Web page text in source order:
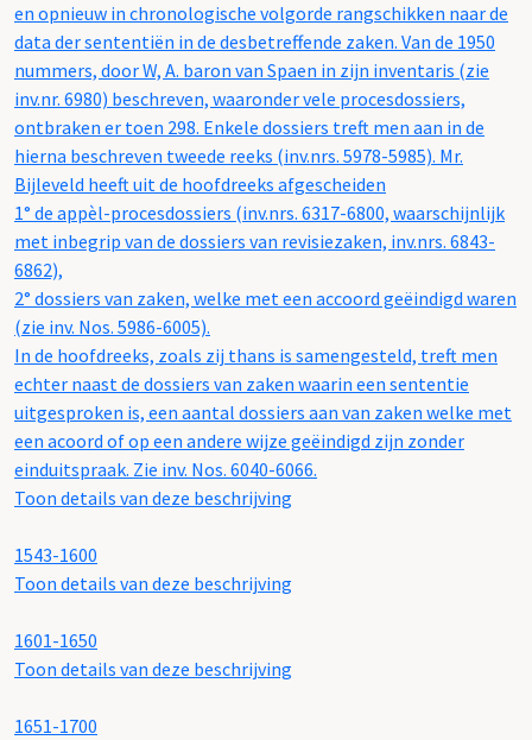
en opnieuw in chronologische volgorde rangschikken naar de
data der sententiën in de desbetreffende zaken. Van de 1950
nummers, door W, A. baron van Spaen in zijn inventaris (zie
inv.nr. 6980) beschreven, waaronder vele procesdossiers,
ontbraken er toen 298. Enkele dossiers treft men aan in de
hierna beschreven tweede reeks (inv.nrs. 5978-5985). Mr.
Bijleveld heeft uit de hoofdreeks afgescheiden
1° de appèl-procesdossiers (inv.nrs. 6317-6800, waarschijnlijk
met inbegrip van de dossiers van revisiezaken, inv.nrs. 6843-
6862),
2° dossiers van zaken, welke met een accoord geëindigd waren
(zie inv. Nos. 5986-6005).
In de hoofdreeks, zoals zij thans is samengesteld, treft men
echter naast de dossiers van zaken waarin een sententie
uitgesproken is, een aantal dossiers aan van zaken welke met
een acoord of op een andere wijze geëindigd zijn zonder
einduitspraak. Zie inv. Nos. 6040-6066.
Toon details van deze beschrijving
1543-1600
Toon details van deze beschrijving
1601-1650
Toon details van deze beschrijving
1651-1700